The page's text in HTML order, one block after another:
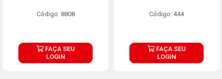
Código: 8808
FAÇA SEU
LOGIN
Código: 444
FAÇA SEU
LOGIN